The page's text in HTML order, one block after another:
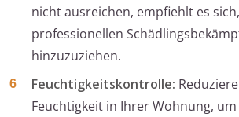
nicht ausreichen, empfiehlt es
professionellen
hinzuzuziehen.
Feuchtigkeitskontrolle:
Feuchtigkeit in Ihrer Wohnung,